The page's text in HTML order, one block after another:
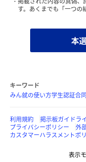
す。あくまでも「一つの
本
キーワード
みん就の使い方学生認証合
利用規約 掲示板ガイドラ
プライバシーポリシー
外
カスタマーハラスメントポ
表示